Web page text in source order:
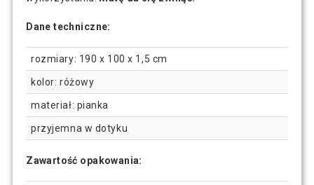
Dane techniczne:
rozmiary: 190 x 100 x 1,5 cm
kolor: różowy
materiał: pianka
przyjemna w dotyku
Zawartość opakowania: